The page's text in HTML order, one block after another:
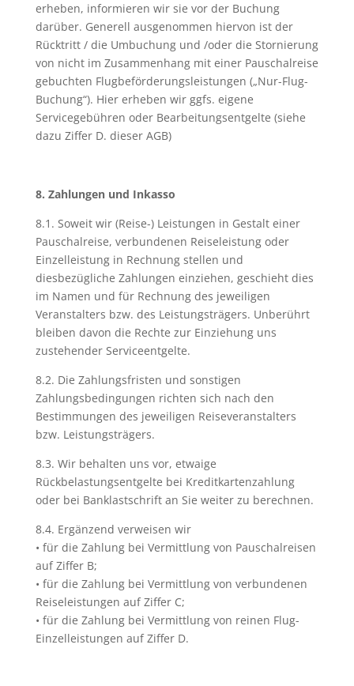
erheben, informieren wir sie vor der Buchung
darüber. Generell ausgenommen hiervon ist der
Rücktritt / die Umbuchung und /oder die Stornierung
von nicht im Zusammenhang mit einer Pauschalreise
gebuchten Flugbeförderungsleistungen („Nur-Flug-
Buchung“). Hier erheben wir ggfs. eigene
Servicegebühren oder Bearbeitungsentgelte (siehe
dazu Ziffer D. dieser AGB)
8. Zahlungen und Inkasso
8.1. Soweit wir (Reise-) Leistungen in Gestalt einer
Pauschalreise, verbundenen Reiseleistung oder
Einzelleistung in Rechnung stellen und
diesbezügliche Zahlungen einziehen, geschieht dies
im Namen und für Rechnung des jeweiligen
Veranstalters bzw. des Leistungsträgers. Unberührt
bleiben davon die Rechte zur Einziehung uns
zustehender Serviceentgelte.
8.2. Die Zahlungsfristen und sonstigen
Zahlungsbedingungen richten sich nach den
Bestimmungen des jeweiligen Reiseveranstalters
bzw. Leistungsträgers.
8.3. Wir behalten uns vor, etwaige
Rückbelastungsentgelte bei Kreditkartenzahlung
oder bei Banklastschrift an Sie weiter zu berechnen.
8.4. Ergänzend verweisen wir
• für die Zahlung bei Vermittlung von Pauschalreisen
auf Ziffer B;
• für die Zahlung bei Vermittlung von verbundenen
Reiseleistungen auf Ziffer C;
• für die Zahlung bei Vermittlung von reinen Flug-
Einzelleistungen auf Ziffer D.